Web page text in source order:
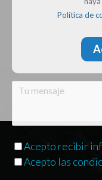
Acepto recibir
Acepto las
Política de